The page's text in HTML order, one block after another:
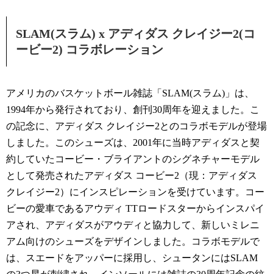
SLAM(スラム) x アディダス クレイジー2(コ
ービー2) コラボレーション
アメリカのバスケットボール雑誌「SLAM(スラム)」は、
1994年から発行されており、創刊30周年を迎えました。こ
の記念に、アディダス クレイジー2とのコラボモデルが登場
しました。このシューズは、2001年に当時アディダスと契
約していたコービー・ブライアントのシグネチャーモデル
として発売されたアディダス コービー2（現：アディダス
クレイジー2）にインスピレーションを受けています。コー
ビーの愛車であるアウディ TTロードスターからインスパイ
アされ、アディダスがアウディと協力して、新しいミレニ
アム向けのシューズをデザインしました。コラボモデルで
は、スエードをアッパーに採用し、シュータンにはSLAM